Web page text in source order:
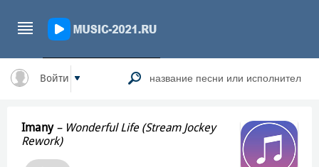
Войти
Imany – Wonderful Life (Stream Jockey
Rework)